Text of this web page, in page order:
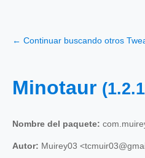
← Continuar buscando otros
Minotaur
Nombre del paquete:
Autor: Muirey03